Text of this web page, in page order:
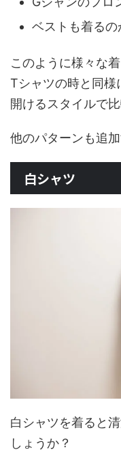
ベストも着るの
このように様々な
Tシャツの時と同様
開けるスタイルで比
他のパターンも追
白シャツ
白シャツを着ると
しょうか？